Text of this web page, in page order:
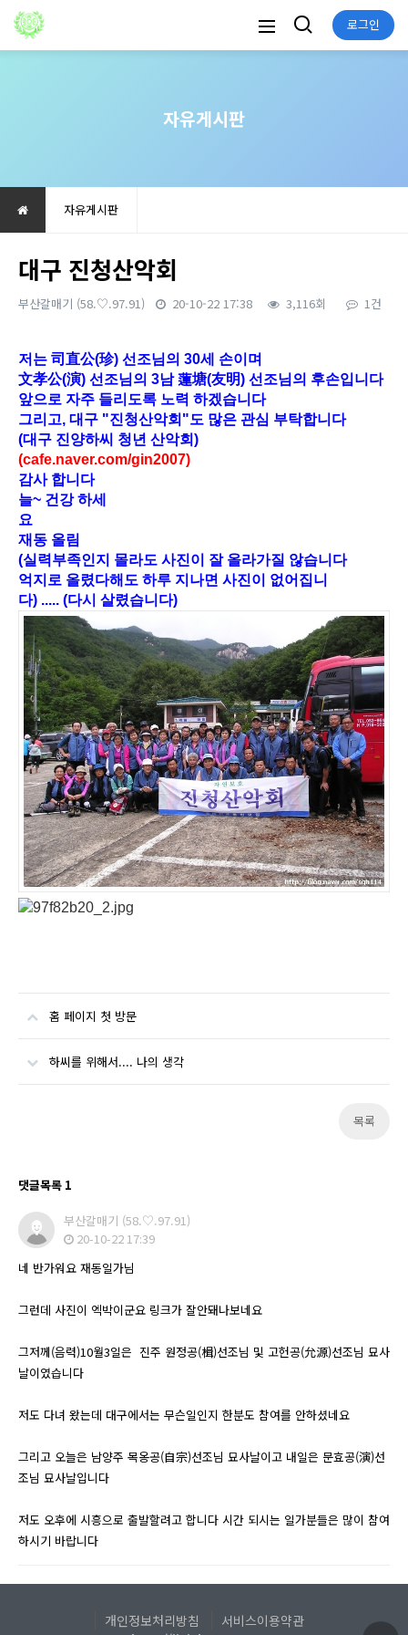
로그인
자유게시판
자유게시판
대구 진청산악회
부산갈매기 (58.♡.97.91) 20-10-22 17:38 3,116회 1건
본문
저는 司直公(珍) 선조님의 30세 손이며
文孝公(演) 선조님의 3남 蓮塘(友明) 선조님의 후손입니다
앞으로 자주 들리도록 노력 하겠습니다
그리고, 대구 "진청산악회"도 많은 관심 부탁합니다
(대구 진양하씨 청년 산악회)
(cafe.naver.com/gin2007)
감사 합니다
늘~ 건강 하세
요
재동 올림
(실력부족인지 몰라도 사진이 잘 올라가질 않습니다
억지로 올렸다해도 하루 지나면 사진이 없어집니
다) ..... (다시 살렸습니다)
홈 페이지 첫 방문
하씨를 위해서.... 나의 생각
목록
댓글목록 1
부산갈매기 (58.♡.97.91)
20-10-22 17:39
네 반가워요 재동일가님
그런데 사진이 엑박이군요 링크가 잘안돼나보네요
그저께(음력)10월3일은 진주 원정공(楫)선조님 및 고헌공(允源)선조님 묘사
날이였습니다
저도 다녀 왔는데 대구에서는 무슨일인지 한분도 참여를 안하셨네요
그리고 오늘은 남양주 목옹공(自宗)선조님 묘사날이고 내일은 문효공(演)선
조님 묘사날입니다
저도 오후에 시흥으로 출발할려고 합니다 시간 되시는 일가분들은 많이 참여
하시기 바랍니다
개인정보처리방침 서비스이용약관